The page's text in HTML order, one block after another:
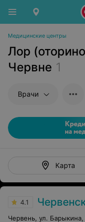
Медицинские центры
Лор
Червне 1
Врачи
Карта
4.1 Червенская
Червень, ул.